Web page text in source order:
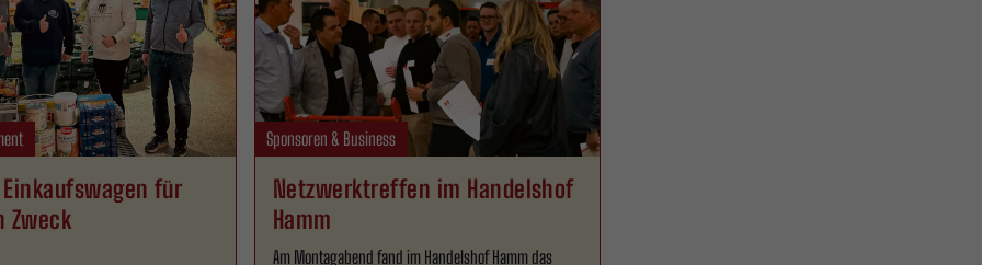
für
Zweck
Sponsoren & Business
Netzwerktreffen im Handelshof
Hamm
Am Montagabend fand im Handelshof Hamm das